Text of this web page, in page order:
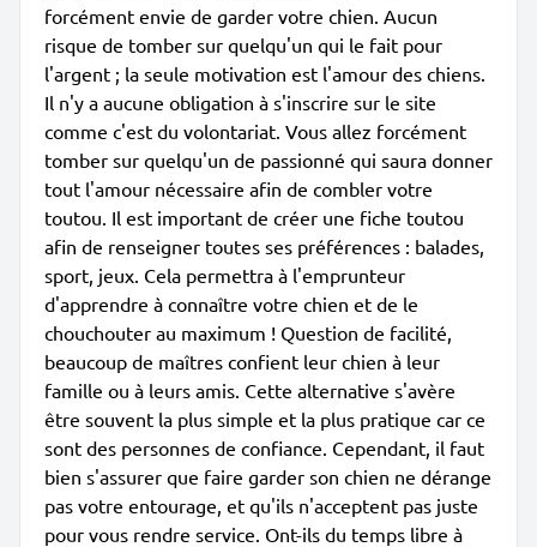
forcément envie de garder votre chien. Aucun
risque de tomber sur quelqu'un qui le fait pour
l'argent ; la seule motivation est l'amour des chiens.
Il n'y a aucune obligation à s'inscrire sur le site
comme c'est du volontariat. Vous allez forcément
tomber sur quelqu'un de passionné qui saura donner
tout l'amour nécessaire afin de combler votre
toutou. Il est important de créer une fiche toutou
afin de renseigner toutes ses préférences : balades,
sport, jeux. Cela permettra à l'emprunteur
d'apprendre à connaître votre chien et de le
chouchouter au maximum ! Question de facilité,
beaucoup de maîtres confient leur chien à leur
famille ou à leurs amis. Cette alternative s'avère
être souvent la plus simple et la plus pratique car ce
sont des personnes de confiance. Cependant, il faut
bien s'assurer que faire garder son chien ne dérange
pas votre entourage, et qu'ils n'acceptent pas juste
pour vous rendre service. Ont-ils du temps libre à